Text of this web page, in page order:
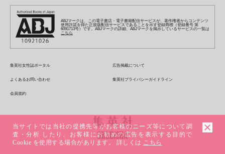
ZEBRACK
ジャンプルーキー！
S-MANGA
集英社コミック文庫
集英社コミック文庫
週刊ヤングジャンプ
ヤングジャンプ定期購読デジタル
となりのヤングジャンプ
グランドジャンプ
ウルトラジャンプ
集英社コミック文庫
りぼん
マーガレット
別冊マーガレット
S-MANGA
集英社コミック文庫
マンガMee公式サイト
リマコミ
マンガMeets
Cookie
LEE
eclat
T JAPAN
MEN'S NON-NO
UOMO
集英社オンライン
Sportiva
パラスポ
web 集英社文庫
青春と読書
アジア人物史
集英社ビジネス書
集英社新書
集英社新書プラス - 知の水先案内人
kotoba
e!集英社
情報・知識＆オピニオン imidas
JUMP j-BOOKS
ダッシュエックス文庫公式サイト
集英社Webマガジン コバルト
集英社みらい文庫
集英社の児童図書 S-KIDS.LAND
ジャンプキャラクターズストア
HAPPY PLUS STORE
SHUEISHA VOX
LEEマルシェ
SHOP Marisol
eclat premium
zakka market
集英社エディターズ・ラボ
ABJマークは、この電子書店・電子書籍配信サービスが、著作権者からコンテンツ
使用許諾を得た正規版配信サービスであることを示す登録商標（登録番号 第
6091713号）です。ABJマークの詳細、ABJマークを掲示しているサービスの一覧は
こちら
集英社女性誌ポータル 広告掲載について
よくあるお問い合わせ 集英社プライバシーガイドライン
会員規約
当サイトでは当社の提携先等がお客様のニーズ等について調
査・分析 したり、お客様にお勧めの広告を表示する目的で
Cookie を使用する場合があります。 詳しくは こちら